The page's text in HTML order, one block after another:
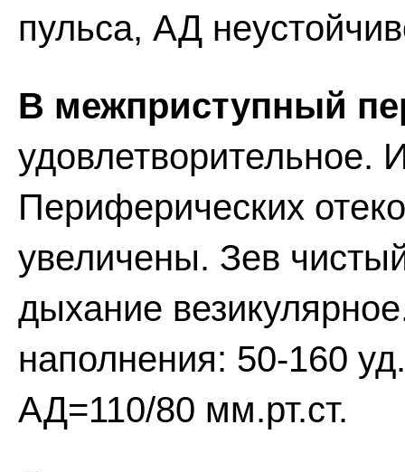
пульса, АД
В межприступный
удовлетворительное.
Периферических
увеличены. Зев
дыхание
наполнения: 50-160
АД=110/80 мм.рт.ст.